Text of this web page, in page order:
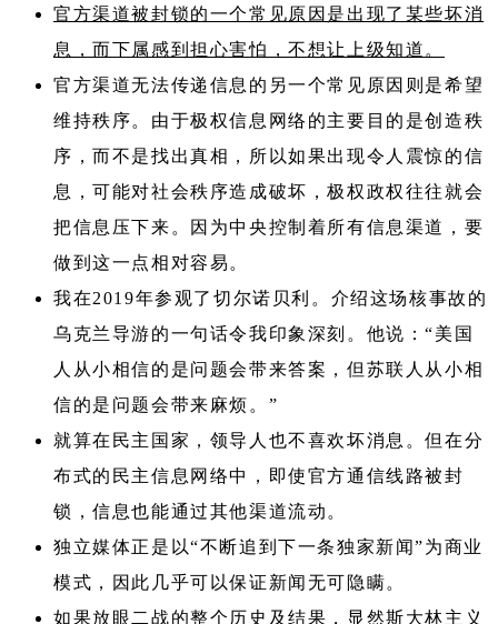
官方渠道被封锁的一个常见原因是出现了某些坏消
息，而下属感到担心害怕，不想让上级知道。
官方渠道无法传递信息的另一个常见原因则是希望
维持秩序。由于极权信息网络的主要目的是创造秩
序，而不是找出真相，所以如果出现令人震惊的信
息，可能对社会秩序造成破坏，极权政权往往就会
把信息压下来。因为中央控制着所有信息渠道，要
做到这一点相对容易。
我在2019年参观了切尔诺贝利。介绍这场核事故的
乌克兰导游的一句话令我印象深刻。他说：“美国
人从小相信的是问题会带来答案，但苏联人从小相
信的是问题会带来麻烦。”
就算在民主国家，领导人也不喜欢坏消息。但在分
布式的民主信息网络中，即使官方通信线路被封
锁，信息也能通过其他渠道流动。
独立媒体正是以“不断追到下一条独家新闻”为商业
模式，因此几乎可以保证新闻无可隐瞒。
如果放眼二战的整个历史及结果，显然斯大林主义